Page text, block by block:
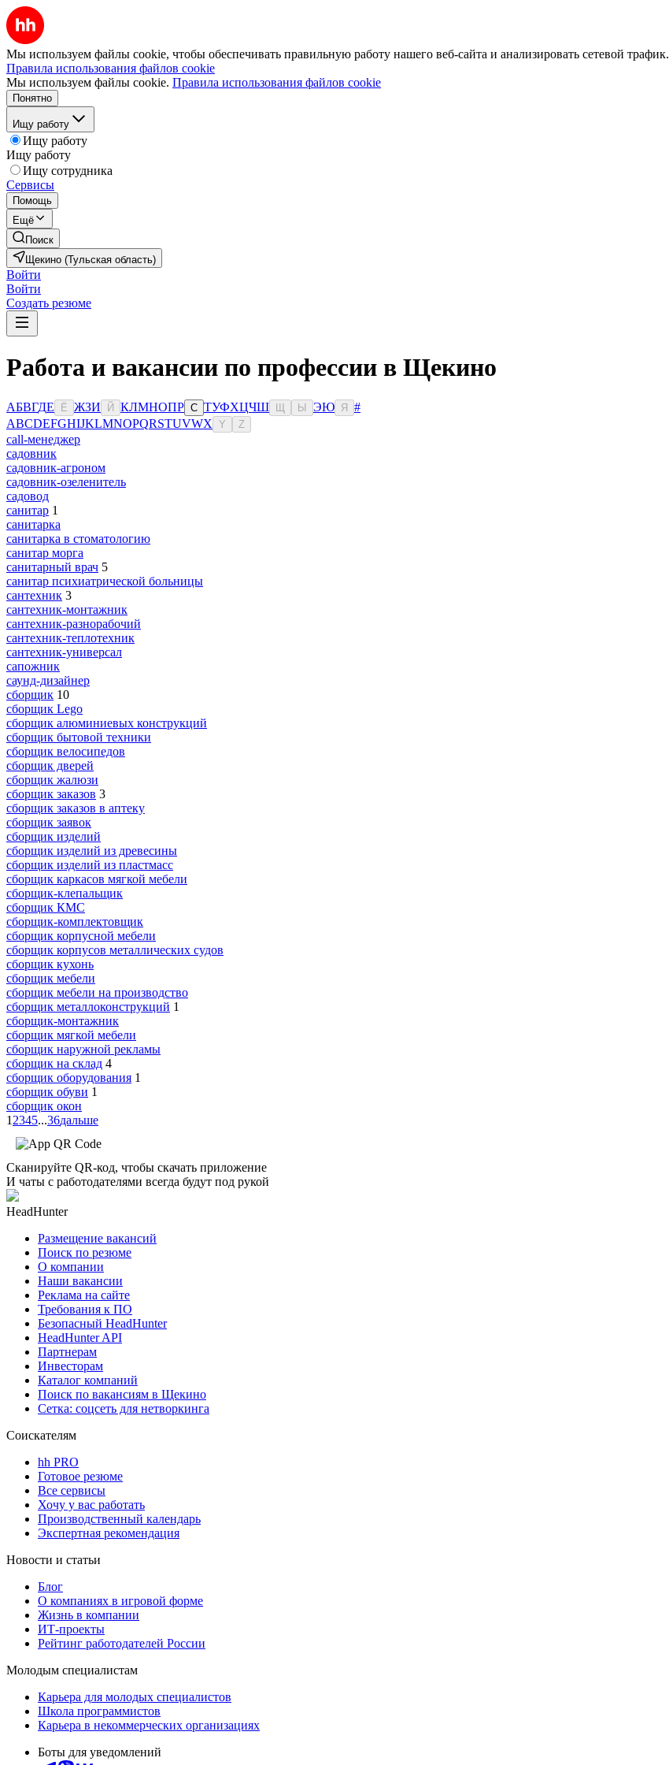
Мы используем файлы cookie, чтобы обеспечивать правильную работу нашего веб-сайта и анализировать сетевой трафик.
Правила использования файлов cookie
Мы используем файлы cookie. Правила использования файлов cookie
Понятно
Ищу работу
Ищу работу
Ищу работу
Ищу сотрудника
Сервисы
Помощь
Ещё
Поиск
Щекино (Тульская область)
Войти
Войти
Создать резюме
Работа и вакансии по профессии в Щекино
АБВГДЕ Ё ЖЗИ Й КЛМНОПР С ТУФХЦЧШ Ы ЭЮ Я
#
ABCDEFGHIJKLMNOPQRSTUVWX Y Z
сall-менеджер
садовник
садовник-агроном
садовник-озеленитель
садовод
санитар 1
санитарка
санитарка в стоматологию
санитар морга
санитарный врач 5
санитар психиатрической больницы
сантехник 3
сантехник-монтажник
сантехник-разнорабочий
сантехник-теплотехник
сантехник-универсал
сапожник
саунд-дизайнер
сборщик 10
сборщик Lego
сборщик алюминиевых конструкций
сборщик бытовой техники
сборщик велосипедов
сборщик дверей
сборщик жалюзи
сборщик заказов 3
сборщик заказов в аптеку
сборщик заявок
сборщик изделий
сборщик изделий из древесины
сборщик изделий из пластмасс
сборщик каркасов мягкой мебели
сборщик-клепальщик
сборщик КМС
сборщик-комплектовщик
сборщик корпусной мебели
сборщик корпусов металлических судов
сборщик кухонь
сборщик мебели
сборщик мебели на производство
сборщик металлоконструкций 1
сборщик-монтажник
сборщик мягкой мебели
сборщик наружной рекламы
сборщик на склад 4
сборщик оборудования 1
сборщик обуви 1
сборщик окон
1 2345...36дальше
Сканируйте QR-код, чтобы скачать приложение
И чаты с работодателями всегда будут под рукой
HeadHunter
Размещение вакансий
Поиск по резюме
О компании
Наши вакансии
Реклама на сайте
Требования к ПО
Безопасный HeadHunter
HeadHunter API
Партнерам
Инвесторам
Каталог компаний
Поиск по вакансиям в Щекино
Сетка: соцсеть для нетворкинга
Соискателям
hh PRO
Готовое резюме
Все сервисы
Хочу у вас работать
Производственный календарь
Экспертная рекомендация
Новости и статьи
Блог
О компаниях в игровой форме
Жизнь в компании
ИТ-проекты
Рейтинг работодателей России
Молодым специалистам
Карьера для молодых специалистов
Школа программистов
Карьера в некоммерческих организациях
Боты для уведомлений